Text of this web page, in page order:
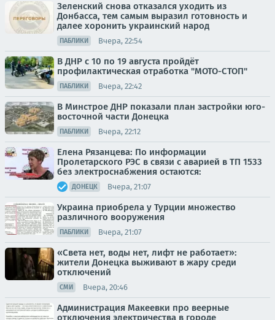
Зеленский снова отказался уходить из
Донбасса, тем самым выразил готовность и
далее хоронить украинский народ
ПАБЛИКИ Вчера, 22:54
В ДНР с 10 по 19 августа пройдёт
профилактическая отработка "МОТО-СТОП"
ПАБЛИКИ Вчера, 22:42
В Минстрое ДНР показали план застройки юго-
восточной части Донецка
ПАБЛИКИ Вчера, 22:12
Елена Рязанцева: По информации
Пролетарского РЭС в связи с аварией в ТП 1533
без электроснабжения остаются:
ДОНЕЦК Вчера, 21:07
Украина приобрела у Турции множество
различного вооружения
ПАБЛИКИ Вчера, 21:07
«Света нет, воды нет, лифт не работает»:
жители Донецка выживают в жару среди
отключений
СМИ Вчера, 20:46
Администрация Макеевки про веерные
отключения электричества в городе